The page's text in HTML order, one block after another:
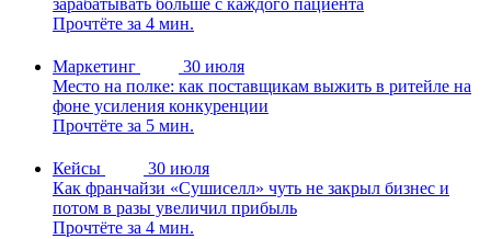
зарабатывать больше с каждого пациента
Прочтёте за 4 мин.
Маркетинг
30 июля
Место на полке: как поставщикам выжить в ритейле на
фоне усиления конкуренции
Прочтёте за 5 мин.
Кейсы
30 июля
Как франчайзи «Сушиселл» чуть не закрыл бизнес и
потом в разы увеличил прибыль
Прочтёте за 4 мин.